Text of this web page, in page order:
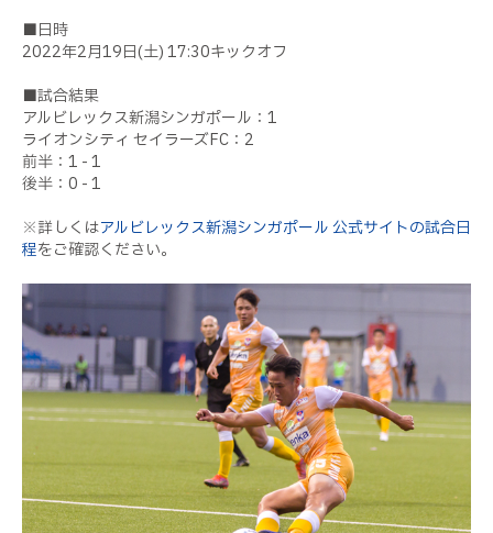
■日時
2022年2月19日(土) 17:30キックオフ
■試合結果
アルビレックス新潟シンガポール：1
ライオンシティ セイラーズFC：2
前半：1 - 1
後半：0 - 1
※詳しくはアルビレックス新潟シンガポール 公式サイトの試合日
程をご確認ください。